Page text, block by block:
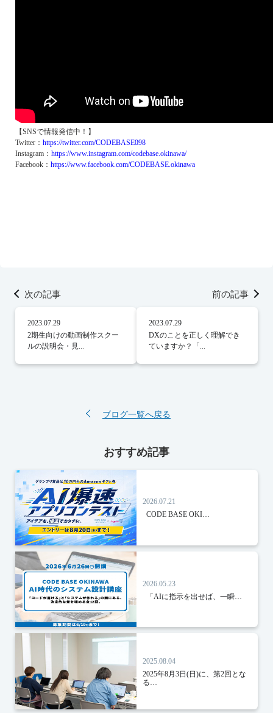
【SNSで情報発信中！】
Twitter： https://twitter.com/CODEBASE098
Instagram： https://www.instagram.com/codebase.okinawa/
Facebook： https://www.facebook.com/CODEBASE.okinawa
次の記事
2023.07.29
2期生向けの動画制作スクー
ルの説明会・見...
前の記事
2023.07.29
DXのことを正しく理解でき
ていますか？「...
ブログ一覧へ戻る
おすすめ記事
2026.07.21
CODE BASE OKI…
2026.05.23
「AIに指示を出せば、一瞬…
2025.08.04
2025年8月3日(日)に、第2回とな
る…